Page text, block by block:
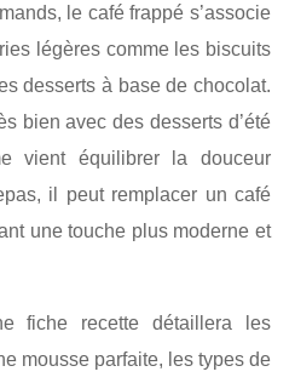
le café frappé s’associe
légères comme les biscuits
desserts à base de chocolat.
bien avec des desserts d’été
vient équilibrer la douceur
il peut remplacer un café
une touche plus moderne et
fiche recette détaillera les
mousse parfaite, les types de